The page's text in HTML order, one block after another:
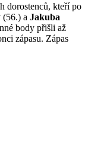
dorostenců, kteří po
(56.) a Jakuba
body přišli až
zápasu. Zápas